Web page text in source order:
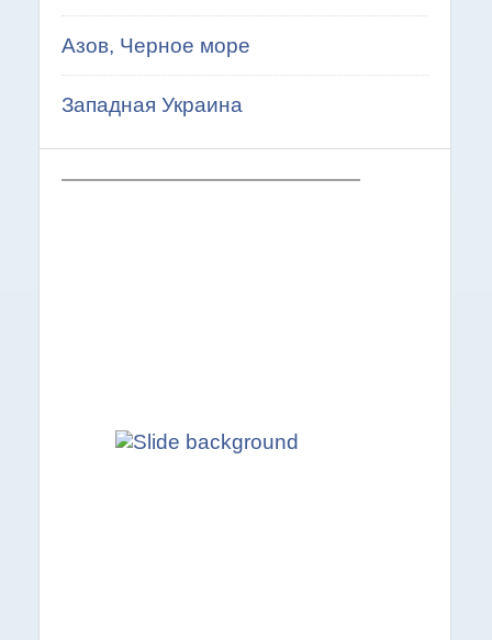
Азов, Черное море
Западная Украина